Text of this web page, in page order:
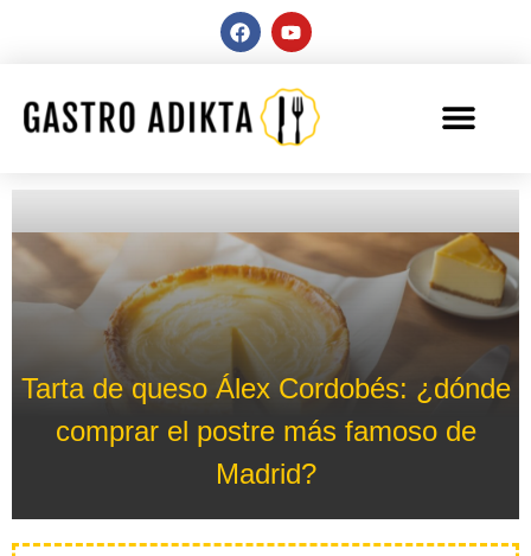
Tarta de queso Álex Cordobés: ¿dónde
comprar el postre más famoso de
Madrid?